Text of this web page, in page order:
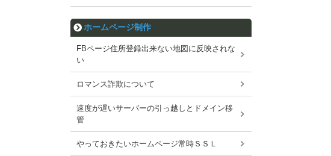
ホームページ制作
FBページ住所登録出来ない地図に反映されな
い
ロマンス詐欺について
速度が遅いサーバーの引っ越しとドメイン移
管
やっておきたいホームページ常時ＳＳＬ